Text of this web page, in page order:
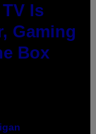
Is
Gaming
Box